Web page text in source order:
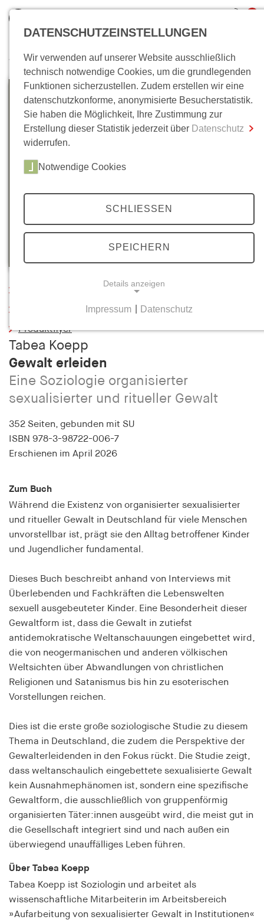
inkl. MwSt.
0,00 €
Zum Warenkorb Zur Kasse
Wo bin ich?
Inhaltsverzeichnis
Produktflyer
Tabea Koepp
Gewalt erleiden
Eine Soziologie organisierter
sexualisierter und ritueller Gewalt
352 Seiten, gebunden mit SU
ISBN 978-3-98722-006-7
Erschienen im April 2026
Zum Buch
Während die Existenz von organisierter sexualisierter
und ritueller Gewalt in Deutschland für viele Menschen
unvorstellbar ist, prägt sie den Alltag betroffener Kinder
und Jugendlicher fundamental.
Dieses Buch beschreibt anhand von Interviews mit
Überlebenden und Fachkräften die Lebenswelten
sexuell ausgebeuteter Kinder. Eine Besonderheit dieser
Gewaltform ist, dass die Gewalt in zutiefst
antidemokratische Weltanschauungen eingebettet wird,
die von neogermanischen und anderen völkischen
Weltsichten über Abwandlungen von christlichen
Religionen und Satanismus bis hin zu esoterischen
Vorstellungen reichen.
Dies ist die erste große soziologische Studie zu diesem
Thema in Deutschland, die zudem die Perspektive der
Gewalterleidenden in den Fokus rückt. Die Studie zeigt,
dass weltanschaulich eingebettete sexualisierte Gewalt
kein Ausnahmephänomen ist, sondern eine spezifische
Gewaltform, die ausschließlich von gruppenförmig
organisierten Täter:innen ausgeübt wird, die meist gut in
die Gesellschaft integriert sind und nach außen ein
überwiegend unauffälliges Leben führen.
Über Tabea Koepp
Tabea Koepp ist Soziologin und arbeitet als
wissenschaftliche Mitarbeiterin im Arbeitsbereich
»Aufarbeitung von sexualisierter Gewalt in Institutionen«
DATENSCHUTZEINSTELLUNGEN
Wir verwenden auf unserer Website ausschließlich
technisch notwendige Cookies, um die grundlegenden
Funktionen sicherzustellen. Zudem erstellen wir eine
datenschutzkonforme, anonymisierte Besucherstatistik.
Sie haben die Möglichkeit, Ihre Zustimmung zur
Erstellung dieser Statistik jederzeit über Datenschutz
widerrufen.
Notwendige Cookies
SCHLIESSEN
SPEICHERN
Details anzeigen
Notwendige Cookies helfen dabei, eine Webseite
nutzbar zu machen, indem sie Grundfunktionen
wie Seitennavigation und Zugriff auf sichere
Bereiche der Webseite ermöglichen. Die Webseite
kann ohne diese Cookies nicht richtig
cookie_consent
Name:
Anbieter:
hamburger-edition.de
Zweck:
Speichert den Zustimmungsstatus des Benutzers
für Cookies auf der aktuellen Domäne.
Cookie Laufzeit:
1 Jahr
fe_typo_user
fe_typo_user
Anbieter:
hamburger-edition.de
Sitzung
Name:
fonts_loaded
hamburger-edition.de
7 Tage
Impressum Datenschutz